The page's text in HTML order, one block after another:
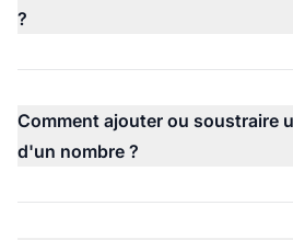
?
Comment ajouter ou soustraire
d'un nombre ?